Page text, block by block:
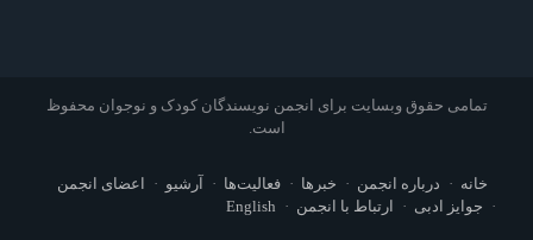
تمامی حقوق وبسایت برای انجمن نویسندگان کودک و نوجوان محفوظ
است.
خانه درباره انجمن خبرها فعالیت‌ها آرشیو
اعضای انجمن
جوایز ادبی
ارتباط با انجمن English